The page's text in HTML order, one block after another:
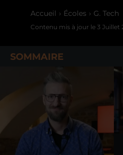
Accueil Écoles G. Tech
Contenu mis à jour le 3 Juillet
SOMMAIRE